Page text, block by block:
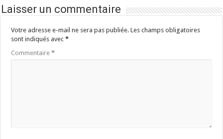
Laisser un commentaire
Votre adresse e-mail ne sera pas publiée. Les champs obligatoires
sont indiqués avec*
Commentaire*